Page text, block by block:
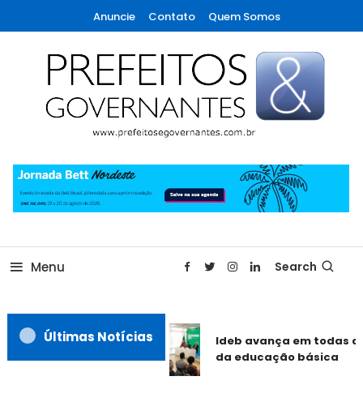
To
Content
Anuncie Contato Quem Somos
Prefeitos & Governantes
Menu Search
Últimas Notícias
Ideb avança em todas
da educação básica